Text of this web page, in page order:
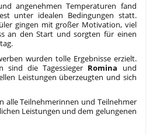
angenehmen Temperaturen fand
unter idealen Bedingungen statt.
gingen mit großer Motivation, viel
an den Start und sorgten für einen
wurden tolle Ergebnisse erzielt.
sind die Tagessieger Romina und
Leistungen überzeugten und sich
alle Teilnehmerinnen und Teilnehmer
Leistungen und dem gelungenen